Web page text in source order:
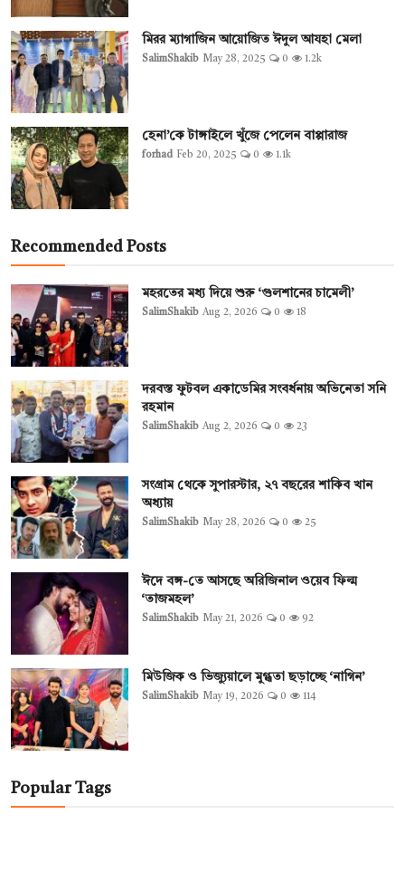
মিরর ম্যাগাজিন আয়োজিত ঈদুল আযহা মেলা
SalimShakib May 28, 2025 0 1.2k
হেনা’কে টাঙ্গাইলে খুঁজে পেলেন বাপ্পারাজ
forhad Feb 20, 2025 0 1.1k
Recommended Posts
মহরতের মধ্য দিয়ে শুরু ‘গুলশানের চামেলী’
SalimShakib Aug 2, 2026 0 18
দরবস্ত ফুটবল একাডেমির সংবর্ধনায় অভিনেতা সনি
রহমান
SalimShakib Aug 2, 2026 0 23
সংগ্রাম থেকে সুপারস্টার, ২৭ বছরের শাকিব খান
অধ্যায়
SalimShakib May 28, 2026 0 25
ঈদে বঙ্গ-তে আসছে অরিজিনাল ওয়েব ফিল্ম
‘তাজমহল’
SalimShakib May 21, 2026 0 92
মিউজিক ও ভিজ্যুয়ালে মুগ্ধতা ছড়াচ্ছে ‘নাগিন’
SalimShakib May 19, 2026 0 114
Popular Tags